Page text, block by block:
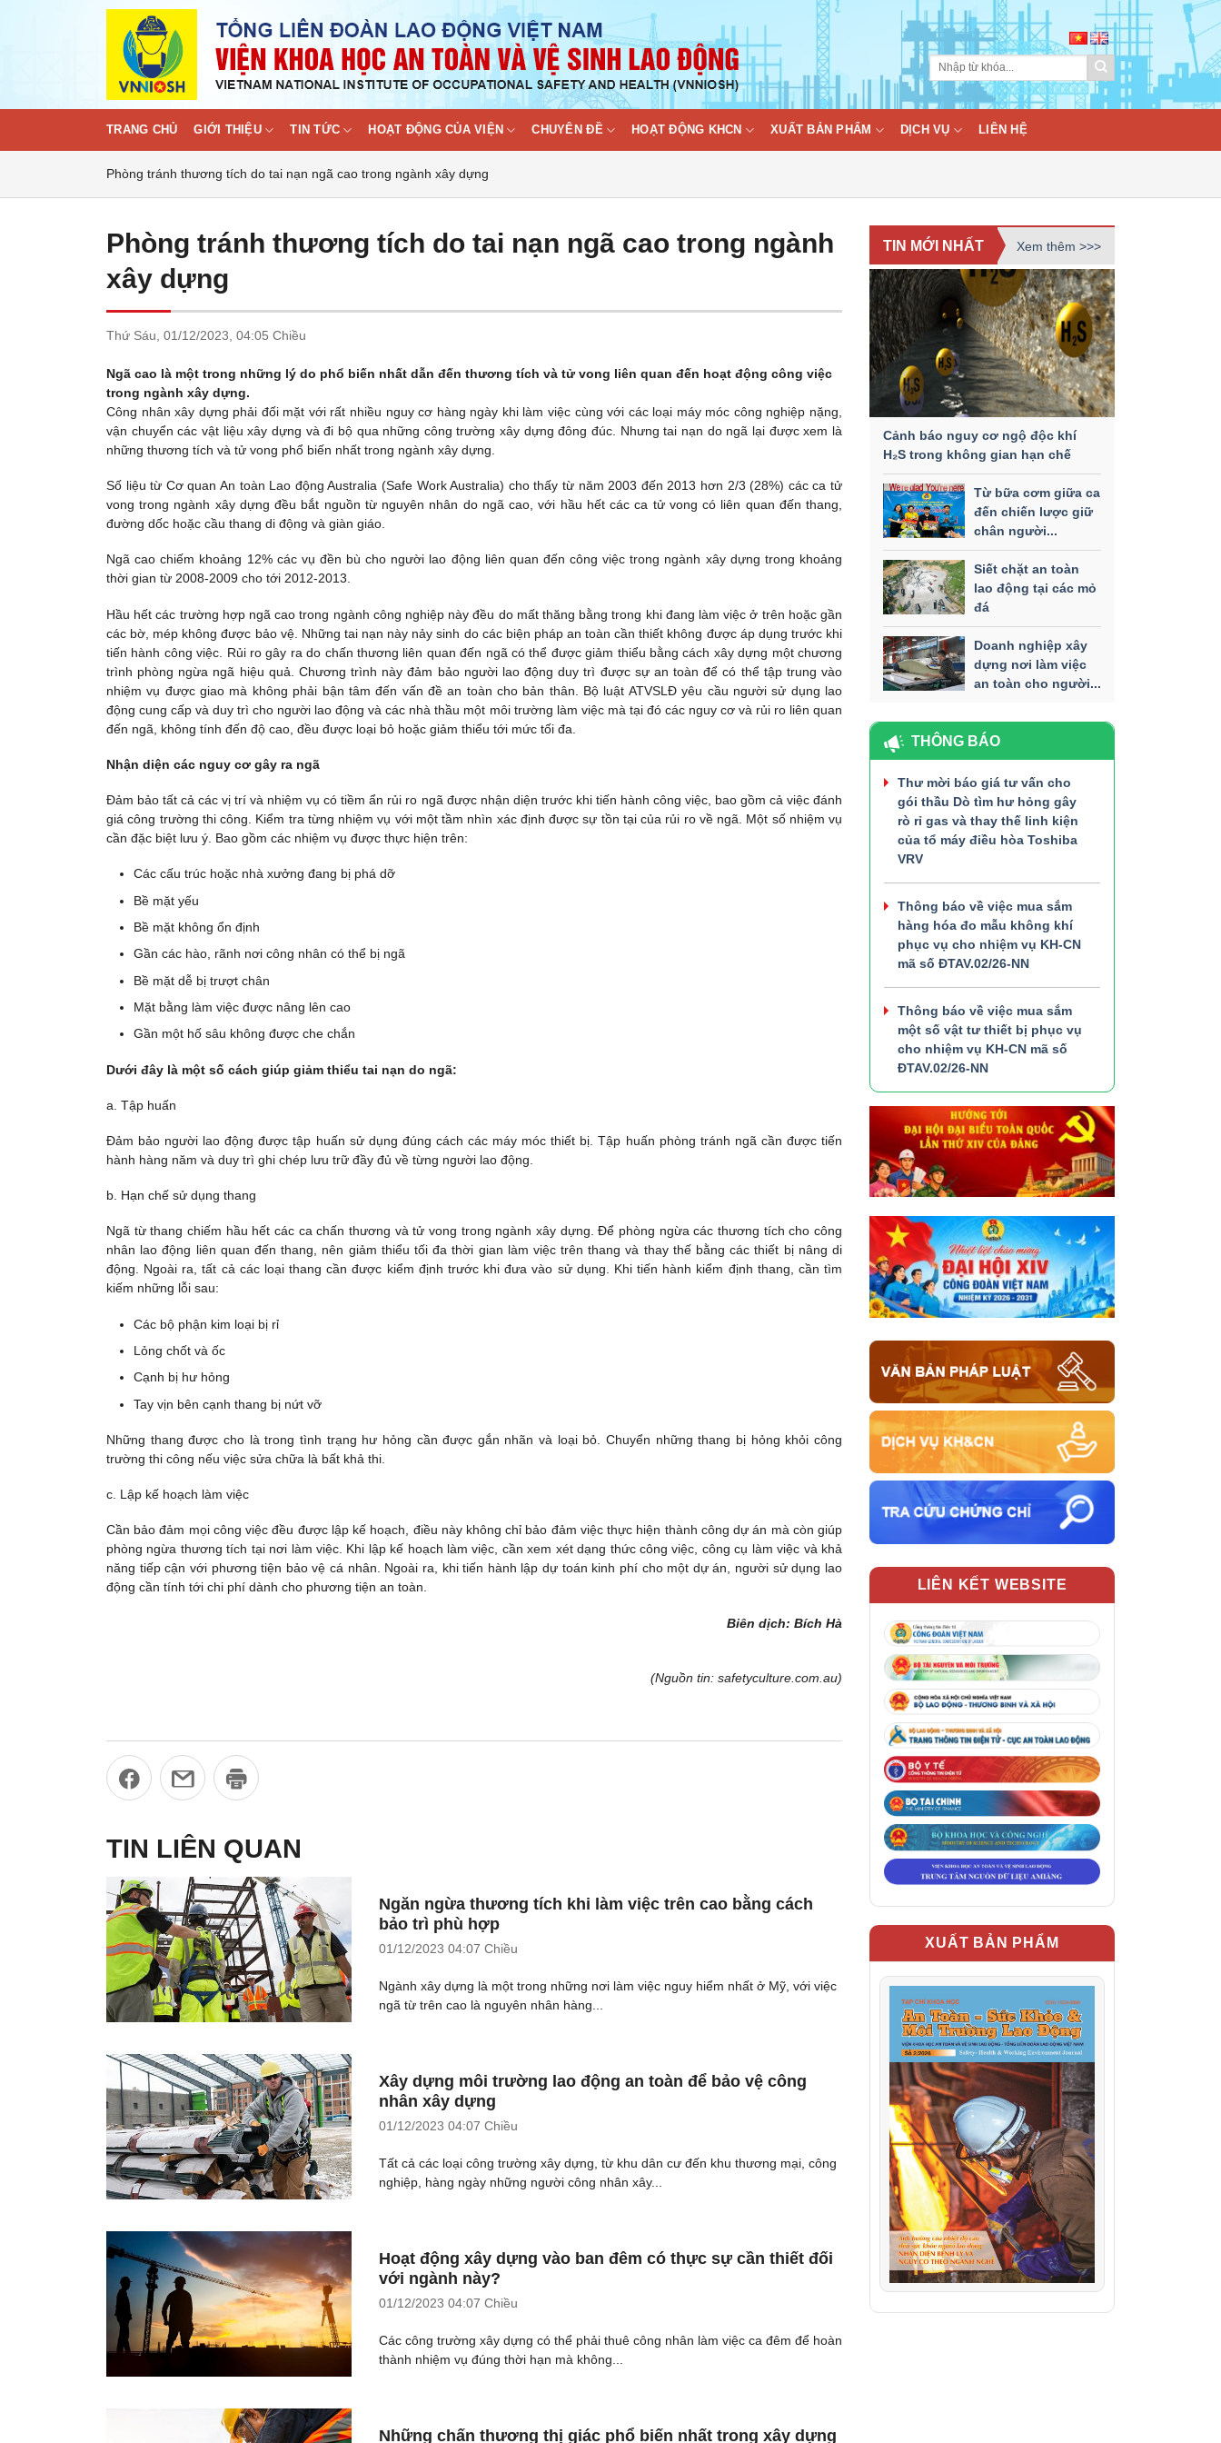
TRANG CHỦ GIỚI THIỆU TIN TỨC HOẠT ĐỘNG CỦA VIỆN CHUYÊN ĐỀ HOẠT ĐỘNG KHCN XUẤT BẢN PHẨM DỊCH VỤ LIÊN HỆ
Phòng tránh thương tích do tai nạn ngã cao trong ngành xây dựng
Phòng tránh thương tích do tai nạn ngã cao trong ngành
xây dựng
Thứ Sáu, 01/12/2023, 04:05 Chiều
Ngã cao là một trong những lý do phổ biến nhất dẫn đến thương tích và tử vong liên quan đến hoạt động công việc
trong ngành xây dựng.
Công nhân xây dựng phải đối mặt với rất nhiều nguy cơ hàng ngày khi làm việc cùng với các loại máy móc công nghiệp nặng,
vận chuyển các vật liệu xây dựng và đi bộ qua những công trường xây dựng đông đúc. Nhưng tai nạn do ngã lại được xem là
những thương tích và tử vong phổ biến nhất trong ngành xây dựng.
Số liệu từ Cơ quan An toàn Lao động Australia (Safe Work Australia) cho thấy từ năm 2003 đến 2013 hơn 2/3 (28%) các ca tử
vong trong ngành xây dựng đều bắt nguồn từ nguyên nhân do ngã cao, với hầu hết các ca tử vong có liên quan đến thang,
đường dốc hoặc cầu thang di động và giàn giáo.
Ngã cao chiếm khoảng 12% các vụ đền bù cho người lao động liên quan đến công việc trong ngành xây dựng trong khoảng
thời gian từ 2008-2009 cho tới 2012-2013.
Hầu hết các trường hợp ngã cao trong ngành công nghiệp này đều do mất thăng bằng trong khi đang làm việc ở trên hoặc gần
các bờ, mép không được bảo vệ. Những tai nạn này nảy sinh do các biện pháp an toàn cần thiết không được áp dụng trước khi
tiến hành công việc. Rủi ro gây ra do chấn thương liên quan đến ngã có thể được giảm thiểu bằng cách xây dựng một chương
trình phòng ngừa ngã hiệu quả. Chương trình này đảm bảo người lao động duy trì được sự an toàn để có thể tập trung vào
nhiệm vụ được giao mà không phải bận tâm đến vấn đề an toàn cho bản thân. Bộ luật ATVSLĐ yêu cầu người sử dụng lao
động cung cấp và duy trì cho người lao động và các nhà thầu một môi trường làm việc mà tại đó các nguy cơ và rủi ro liên quan
đến ngã, không tính đến độ cao, đều được loại bỏ hoặc giảm thiểu tới mức tối đa.
Nhận diện các nguy cơ gây ra ngã
Đảm bảo tất cả các vị trí và nhiệm vụ có tiềm ẩn rủi ro ngã được nhận diện trước khi tiến hành công việc, bao gồm cả việc đánh
giá công trường thi công. Kiểm tra từng nhiệm vụ với một tầm nhìn xác định được sự tồn tại của rủi ro về ngã. Một số nhiệm vụ
cần đặc biệt lưu ý. Bao gồm các nhiệm vụ được thực hiện trên:
Các cấu trúc hoặc nhà xưởng đang bị phá dỡ
Bề mặt yếu
Bề mặt không ổn định
Gần các hào, rãnh nơi công nhân có thể bị ngã
Bề mặt dễ bị trượt chân
Mặt bằng làm việc được nâng lên cao
Gần một hố sâu không được che chắn
Dưới đây là một số cách giúp giảm thiểu tai nạn do ngã:
a. Tập huấn
Đảm bảo người lao động được tập huấn sử dụng đúng cách các máy móc thiết bị. Tập huấn phòng tránh ngã cần được tiến
hành hàng năm và duy trì ghi chép lưu trữ đầy đủ về từng người lao động.
b. Hạn chế sử dụng thang
Ngã từ thang chiếm hầu hết các ca chấn thương và tử vong trong ngành xây dựng. Để phòng ngừa các thương tích cho công
nhân lao động liên quan đến thang, nên giảm thiểu tối đa thời gian làm việc trên thang và thay thế bằng các thiết bị nâng di
động. Ngoài ra, tất cả các loại thang cần được kiểm định trước khi đưa vào sử dụng. Khi tiến hành kiểm định thang, cần tìm
kiếm những lỗi sau:
Các bộ phận kim loại bị rỉ
Lỏng chốt và ốc
Cạnh bị hư hỏng
Tay vịn bên cạnh thang bị nứt vỡ
Những thang được cho là trong tình trạng hư hỏng cần được gắn nhãn và loại bỏ. Chuyển những thang bị hỏng khỏi công
trường thi công nếu việc sửa chữa là bất khả thi.
c. Lập kế hoạch làm việc
Cần bảo đảm mọi công việc đều được lập kế hoạch, điều này không chỉ bảo đảm việc thực hiện thành công dự án mà còn giúp
phòng ngừa thương tích tại nơi làm việc. Khi lập kế hoạch làm việc, cần xem xét dạng thức công việc, công cụ làm việc và khả
năng tiếp cận với phương tiện bảo vệ cá nhân. Ngoài ra, khi tiến hành lập dự toán kinh phí cho một dự án, người sử dụng lao
động cần tính tới chi phí dành cho phương tiện an toàn.
Biên dịch: Bích Hà
(Nguồn tin: safetyculture.com.au)
TIN LIÊN QUAN
Ngăn ngừa thương tích khi làm việc trên cao bằng cách
bảo trì phù hợp
01/12/2023 04:07 Chiều
Ngành xây dựng là một trong những nơi làm việc nguy hiểm nhất ở Mỹ, với việc
ngã từ trên cao là nguyên nhân hàng...
Xây dựng môi trường lao động an toàn để bảo vệ công
nhân xây dựng
01/12/2023 04:07 Chiều
Tất cả các loại công trường xây dựng, từ khu dân cư đến khu thương mại, công
nghiệp, hàng ngày những người công nhân xây...
Hoạt động xây dựng vào ban đêm có thực sự cần thiết đối
với ngành này?
01/12/2023 04:07 Chiều
Các công trường xây dựng có thể phải thuê công nhân làm việc ca đêm để hoàn
thành nhiệm vụ đúng thời hạn mà không...
Những chấn thương thị giác phổ biến nhất trong xây dựng
TIN MỚI NHẤT Xem thêm >>>
Cảnh báo nguy cơ ngộ độc khí
H₂S trong không gian hạn chế
Từ bữa cơm giữa ca
đến chiến lược giữ
chân người...
Siết chặt an toàn
lao động tại các mỏ
đá
Doanh nghiệp xây
dựng nơi làm việc
an toàn cho người...
THÔNG BÁO
Thư mời báo giá tư vấn cho
gói thầu Dò tìm hư hỏng gây
rò rỉ gas và thay thế linh kiện
của tổ máy điều hòa Toshiba
VRV
Thông báo về việc mua sắm
hàng hóa đo mẫu không khí
phục vụ cho nhiệm vụ KH-CN
mã số ĐTAV.02/26-NN
Thông báo về việc mua sắm
một số vật tư thiết bị phục vụ
cho nhiệm vụ KH-CN mã số
ĐTAV.02/26-NN
LIÊN KẾT WEBSITE
XUẤT BẢN PHẨM